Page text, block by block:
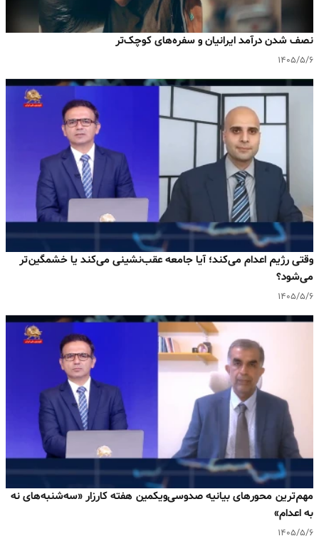
نصف شدن درآمد ایرانیان و سفره‌های کوچک‌تر
۱۴۰۵/۵/۶
وقتی رژیم اعدام می‌کند؛ آیا جامعه عقب‌نشینی می‌کند یا خشمگین‌تر
می‌شود؟
۱۴۰۵/۵/۶
مهم‌ترین محورهای بیانیه صدوسی‌ویکمین هفته کارزار «سه‌شنبه‌های نه
به اعدام»
۱۴۰۵/۵/۶